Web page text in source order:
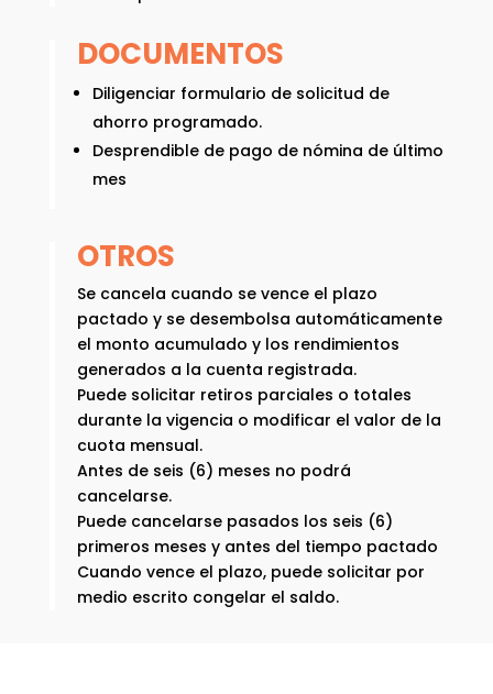
DOCUMENTOS
Diligenciar formulario de solicitud de
ahorro programado.
Desprendible de pago de nómina de último
mes
OTROS
Se cancela cuando se vence el plazo
pactado y se desembolsa automáticamente
el monto acumulado y los rendimientos
generados a la cuenta registrada.
Puede solicitar retiros parciales o totales
durante la vigencia o modificar el valor de la
cuota mensual.
Antes de seis (6) meses no podrá
cancelarse.
Puede cancelarse pasados los seis (6)
primeros meses y antes del tiempo pactado
Cuando vence el plazo, puede solicitar por
medio escrito congelar el saldo.